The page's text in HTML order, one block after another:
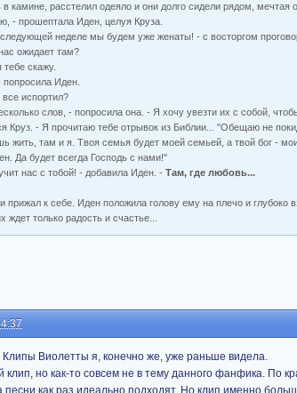
в камине, расстелил одеяло и они долго сидели рядом, мечтая
- прошептала Иден, целуя Круза.
неделе мы будем уже женаты! - с восторгом
ожидает там?
скажу.
Иден.
испортил?
слов, - попросила она. - Я хочу увезти их с собой,
Круз. - Я прочитаю тебе отрывок из Библии... "Обещаю не
жить, там и я. Твоя семья будет моей семьей, а твой бог -
Да будет всегда Господь с нами!"
нас с тобой! - добавила Иден. -Там, где любовь...
прижал к себе. Иден положила голову ему на плечо и глубоко
ждет только радость и счастье...
Клипы Виолетты я, конечно же, уже раньше видела.
но как-то совсем не в тему данного фанфика. По
как раз идеально подходят. Но клип именно